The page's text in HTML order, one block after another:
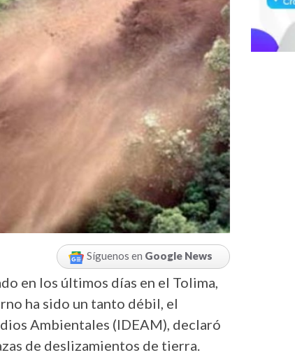
Síguenos en Google News
en los últimos días en el Tolima,
ha sido un tanto débil, el
Ambientales (IDEAM), declaró
de deslizamientos de tierra.